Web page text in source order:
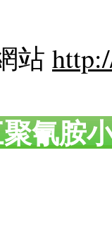
站
氰胺